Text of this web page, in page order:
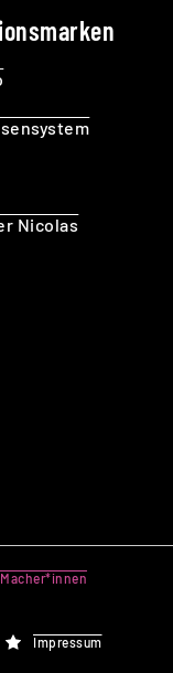
Nicolas
Impressum